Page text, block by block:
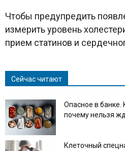
Чтобы предупредить
измерить уровень
прием статинов и
Сейчас читают
Опасное в банке.
почему нельзя
Клеточный